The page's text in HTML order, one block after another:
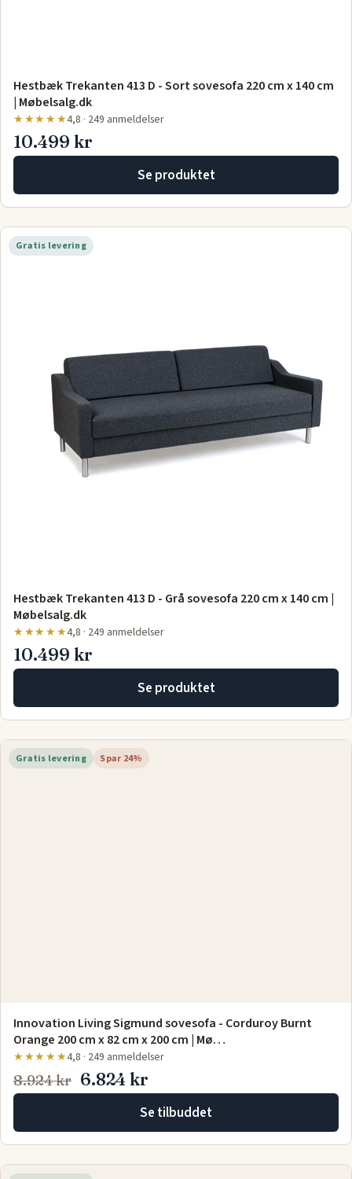
Hestbæk Trekanten 413 D - Sort sovesofa 220 cm x 140 cm
| Møbelsalg.dk
★★★★★4,8 · 249 anmeldelser
10.499 kr
Se produktet
Gratis levering
Hestbæk Trekanten 413 D - Grå sovesofa 220 cm x 140 cm |
Møbelsalg.dk
★★★★★4,8 · 249 anmeldelser
10.499 kr
Se produktet
Gratis levering Spar 24%
Innovation Living Sigmund sovesofa - Corduroy Burnt
Orange 200 cm x 82 cm x 200 cm | Mø…
★★★★★4,8 · 249 anmeldelser
8.924 kr 6.824 kr